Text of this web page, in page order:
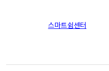
스마트쉼센터